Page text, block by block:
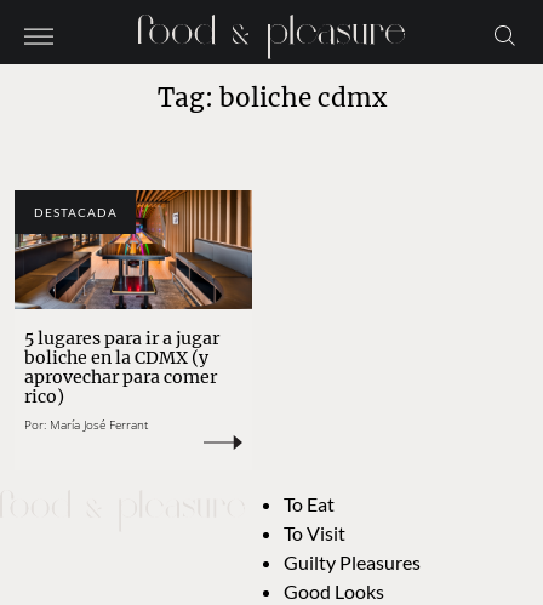
Tag: boliche cdmx
DESTACADA
5 lugares para ir a jugar
boliche en la CDMX (y
aprovechar para comer
rico)
Por: María José Ferrant
To Eat
To Visit
Guilty Pleasures
Good Looks